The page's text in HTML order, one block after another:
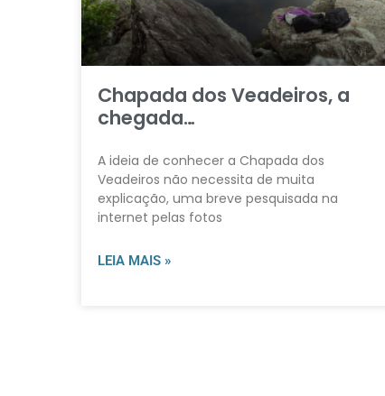
Chapada dos Veadeiros, a
chegada…
A ideia de conhecer a Chapada dos
Veadeiros não necessita de muita
explicação, uma breve pesquisada na
internet pelas fotos
LEIA MAIS »